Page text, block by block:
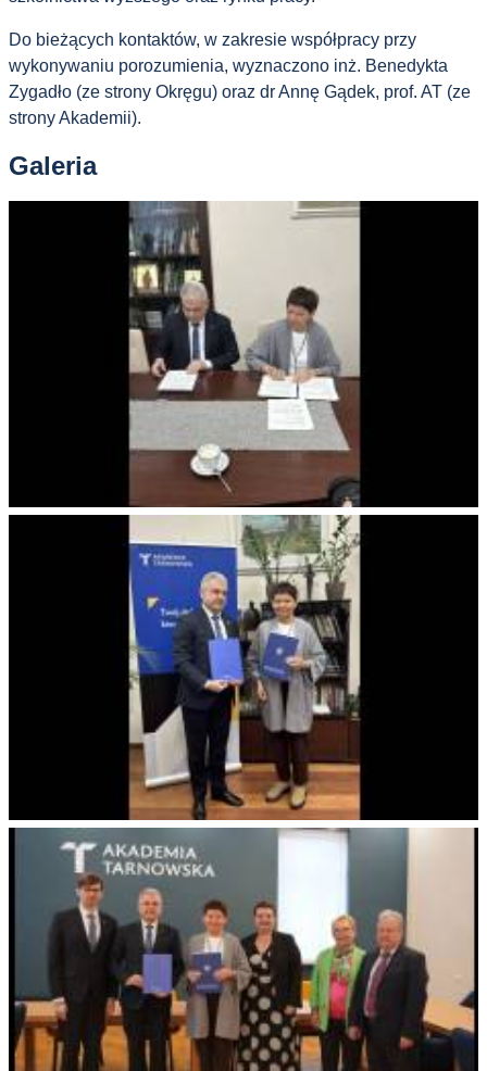
Do bieżących kontaktów, w zakresie współpracy przy
wykonywaniu porozumienia, wyznaczono inż. Benedykta
Zygadło (ze strony Okręgu) oraz dr Annę Gądek, prof. AT (ze
strony Akademii).
Galeria